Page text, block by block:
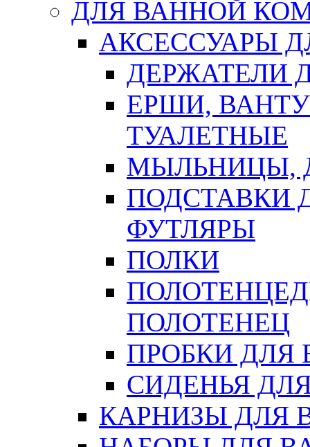
ДЛЯ ВАННОЙ
АКСЕССУАРЫ
ДЕРЖАТЕЛИ
ЕРШИ,
ТУАЛЕТНЫЕ
МЫЛЬНИЦЫ,
ПОДСТАВКИ
ФУТЛЯРЫ
ПОЛКИ
ПОЛОТЕНЕЦ
ПРОБКИ ДЛЯ
СИДЕНЬЯ
КАРНИЗЫ ДЛЯ